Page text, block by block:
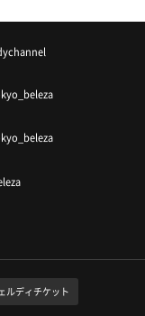
ルディチケット